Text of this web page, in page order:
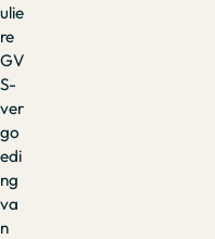
ulie
re
GV
S-
ver
go
edi
ng
va
n